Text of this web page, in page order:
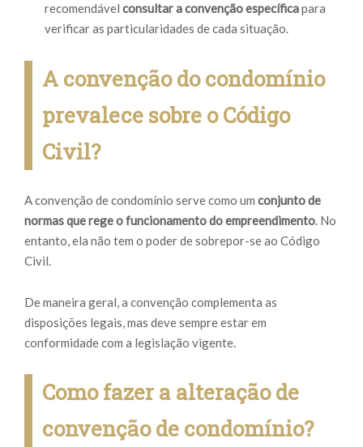
recomendável consultar a convenção específicapara
verificar as particularidades de cada situação.
A convenção do condomínio
prevalece sobre o Código
Civil?
A convenção de condomínio serve como um conjunto de
normas que rege o funcionamento do empreendimento. No
entanto, ela não tem o poder de sobrepor-se ao Código
Civil.
De maneira geral, a convenção complementa as
disposições legais, mas deve sempre estar em
conformidade com a legislação vigente.
Como fazer a alteração de
convenção de condomínio?